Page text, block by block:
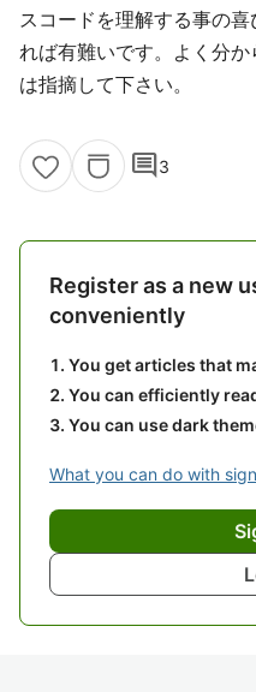
スコードを理解する事の
れば有難いです。よく分
は指摘して下さい。
comment3
Register as a new
conveniently
You get articles that
You can efficiently
You can use dark
What you can do with